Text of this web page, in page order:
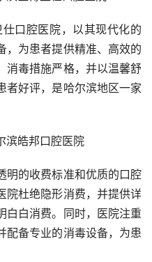
口腔医院，以其现代化的
，为患者提供精准、高效的
消毒措施严格，并以温馨舒
者好评，是哈尔滨地区一家
滨皓邦口腔医院
明的收费标准和优质的口腔
院杜绝隐形消费，并提供详
白白消费。同时，医院注重
配备专业的消毒设备，为患